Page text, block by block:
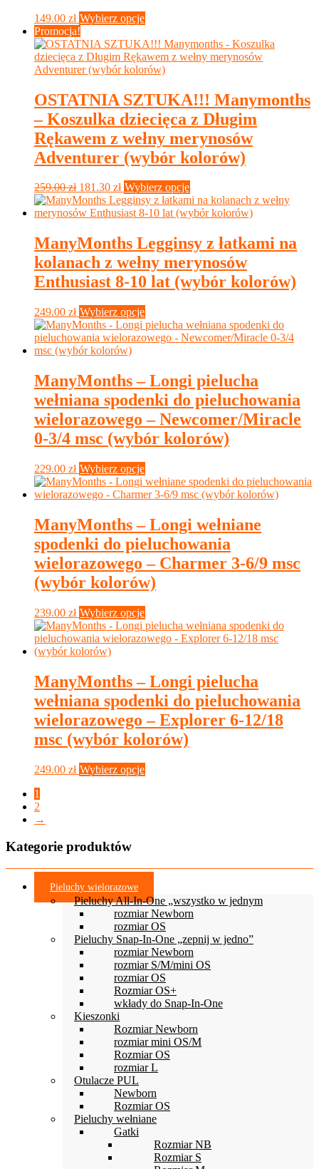
149.00 zł Wybierz opcje
ma
wiele
wariantów.
można
wybrać
na
stronie
produktu
Promocja!
OSTATNIA SZTUKA!!! Manymonths
– Koszulka dziecięca z Długim
Rękawem z wełny merynosów
Adventurer (wybór kolorów)
259.00zł Pierwotna
cena
wynosiła:
181.30 złAktualna
cena
wynosi:
Wybierz opcje
produkt
ma
wariantów.
Opcje
można
wybrać
na
ManyMonths Legginsy z łatkami na
kolanach z wełny merynosów
Enthusiast 8-10 lat (wybór kolorów)
249.00 zł Wybierz opcje
produkt
ma
Opcje
można
wybrać
stronie
produktu
ManyMonths – Longi pielucha
wełniana spodenki do pieluchowania
wielorazowego – Newcomer/Miracle
0-3/4 msc (wybór kolorów)
229.00 zł Wybierz opcje
produkt
ma
wariantów.
Opcje
można
wybrać
na
stronie
ManyMonths – Longi wełniane
spodenki do pieluchowania
wielorazowego – Charmer 3-6/9 msc
(wybór kolorów)
239.00 zł Wybierz opcje
produkt
ma
Opcje
można
wybrać
stronie
produktu
ManyMonths – Longi pielucha
wełniana spodenki do pieluchowania
wielorazowego – Explorer 6-12/18
msc (wybór kolorów)
249.00 zł Wybierz opcje
na
produktu
1
2
→
Kategorie produktów
Pieluchy wielorazowe
Pieluchy All-In-One „wszystko w jednym
rozmiar Newborn
rozmiar OS
Pieluchy Snap-In-One „zepnij w jedno”
rozmiar Newborn
rozmiar S/M/mini OS
rozmiar OS
Rozmiar OS+
wkłady do Snap-In-One
Kieszonki
Rozmiar Newborn
rozmiar mini OS/M
Rozmiar OS
rozmiar L
Otulacze PUL
Newborn
Rozmiar OS
Pieluchy wełniane
Gatki
Rozmiar NB
Rozmiar S